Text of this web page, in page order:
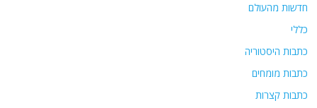
חדשות מהעולם
כללי
כתבות היסטוריה
כתבות מומחים
כתבות קצרות